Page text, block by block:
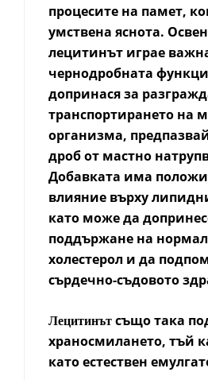
процесите на памет,
умствена яснота.
лецитинът играе
чернодробната
допринася за
транспортирането на
организма,
дроб от мастно
Добавката има
влияние върху
като може да
поддържане на
холестерол и да
сърдечно-съдовото
Лецитинът също така
храносмилането, тъй
като естествен